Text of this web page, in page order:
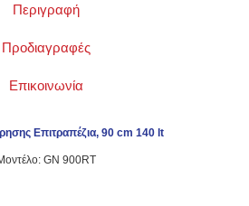
Περιγραφή
Προδιαγραφές
Επικοινωνία
Επιτραπέζια, 90 cm 140 lt
GN 900RT